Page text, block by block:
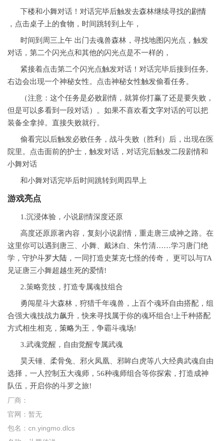
下楼和小舞对话！对话完毕后触发去森林继续寻找的剧情
，点击桌子上的食物，时间跳转到上午，
时间到周三上午 出门去魂兽森林，寻找地图闪光点，触发
对话，第二个闪光点和其他的闪光点是不一样的，
紧接着点击第二个闪光点触发对话！对话完毕后接到任务,
右边会出现一个神秘女性。点击神秘女性触发偷看任务。
（注意：这个任务是必败剧情，就算你打赢了还是要失败，
但是可以多看到一段对话）。如果不喜欢看文字对话的可以把
装备全拿掉。直接失败就行。
偷看完以后触发必败任务，战斗失败（胜利）后，出现在医
院里。点击面前的护士，触发对话，对话完后触发二段剧情和
小舞对话
和小舞对话完毕后时间跳转到周四早上
游戏亮点
1.沉浸体验，小说剧情深度还原
高度还原原著内容，复刻小说剧情，重走唐三成神之路。在
这里你可以遇到唐三、小舞、戴沐白、朱竹清……学习唐门绝
学，守护斗罗大陆 ，一同打造史莱克七怪的传奇， 更可以与TA
见证唐三小舞超越生死的爱情!
2.策略竞技，打造专属魂技组合
勇闯星斗大森林，狩猎千年魂兽，上百个魂环自由搭配，组
合强大魂技战力飙升，快来寻找属于你的魂环组合!上千种搭配
方式相生相克， 策略为王，争霸斗魂场!
3.武魂觉醒，自由觉醒专属武魂
昊天锤、柔骨兔、邪火凤凰、邪眸白虎等八大经典武魂自由
选择，一人控制五大魂师，56种魂师组合等你探索，打造成神
队伍，开启你的斗罗之旅!
厂商：
官网： 暂无
包名： cn.yingmo.dlcs